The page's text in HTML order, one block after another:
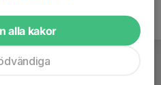
alla kakor